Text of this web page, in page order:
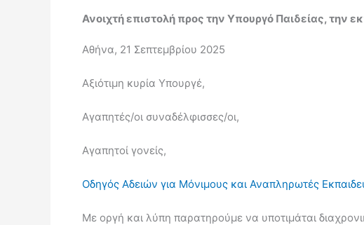
Ανοιχτή επιστολή προς την Υπουργό Παιδείας, την
Αθήνα, 21 Σεπτεμβρίου 2025
Αξιότιμη κυρία Υπουργέ,
Αγαπητές/οι συναδέλφισσες/οι,
Αγαπητοί γονείς,
Οδηγός Αδειών για Μόνιμους και Αναπληρωτές
Με οργή και λύπη παρατηρούμε να υποτιμάται